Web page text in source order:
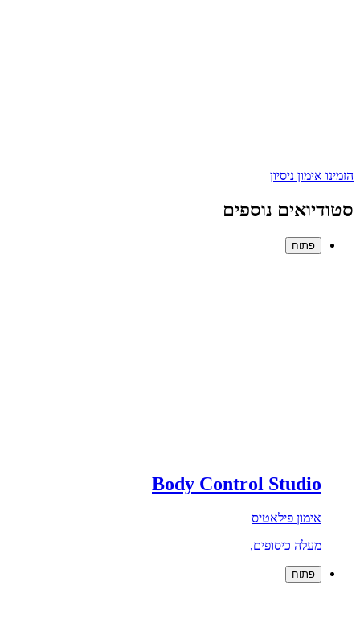
הזמינו אימון ניסיון
סטודיואים נוספים
פתוח
Body Control Studio
אימון פילאטיס
מעלה כיסופים,
פתוח